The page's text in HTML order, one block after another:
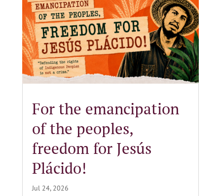
For the emancipation
of the peoples,
freedom for Jesús
Plácido!
Jul 24, 2026